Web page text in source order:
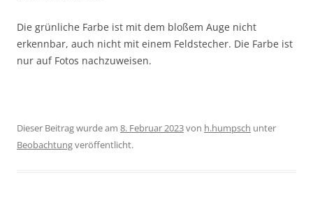
Die grünliche Farbe ist mit dem bloßem Auge nicht
erkennbar, auch nicht mit einem Feldstecher. Die Farbe ist
nur auf Fotos nachzuweisen.
Dieser Beitrag wurde am 8. Februar 2023von h.humpsch unter
Beobachtungveröffentlicht.